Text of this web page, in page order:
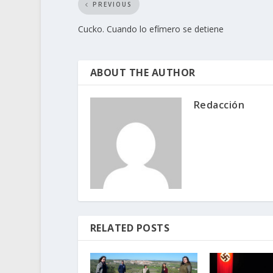
PREVIOUS
Cucko. Cuando lo efímero se detiene
ABOUT THE AUTHOR
Redacción
RELATED POSTS